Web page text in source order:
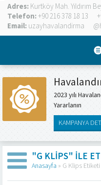
Adres: Kurtköy Mah. Yıldırım
Telefon: +90 216 378 18 13
Email: uzayhavalandirma
2023 yılı
Yararlanın
KAMPANYA
"G KLIPS" ILE
Anasayfa » G Klips Etiketi